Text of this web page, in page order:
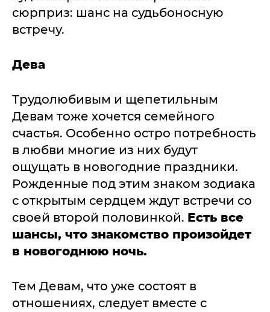
сюрприз: шанс на судьбоносную
встречу.
Дева
Трудолюбивым и щепетильным
Девам тоже хочется семейного
счастья. Особенно остро потребность
в любви многие из них будут
ощущать в новогодние праздники.
Рожденные под этим знаком зодиака
с открытым сердцем ждут встречи со
своей второй половинкой. Есть все
шансы, что знакомство произойдет
в новогоднюю ночь.
Тем Девам, что уже состоят в
отношениях, следует вместе с